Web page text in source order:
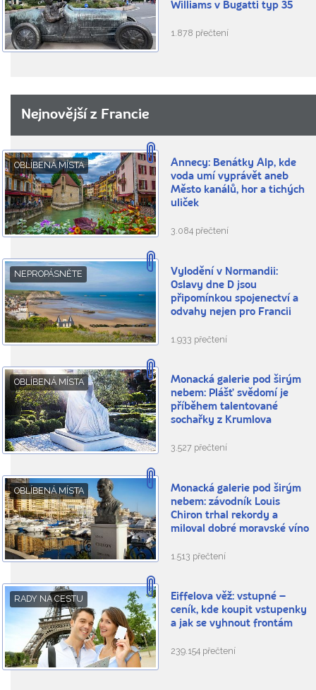
Williams v Bugatti typ 35
1.878 přečtení
Nejnovější z Francie
OBLÍBENÁ MÍSTA
Annecy: Benátky Alp, kde
voda umí vyprávět aneb
Město kanálů, hor a tichých
uliček
3.084 přečtení
NEPROPÁSNĚTE
Vylodění v Normandii:
Oslavy dne D jsou
připomínkou spojenectví a
odvahy nejen pro Francii
1.933 přečtení
OBLÍBENÁ MÍSTA
Monacká galerie pod širým
nebem: Plášť svědomí je
příběhem talentované
sochařky z Krumlova
3.527 přečtení
OBLÍBENÁ MÍSTA
Monacká galerie pod širým
nebem: závodník Louis
Chiron trhal rekordy a
miloval dobré moravské víno
1.513 přečtení
RADY NA CESTU
Eiffelova věž: vstupné –
ceník, kde koupit vstupenky
a jak se vyhnout frontám
239.154 přečtení